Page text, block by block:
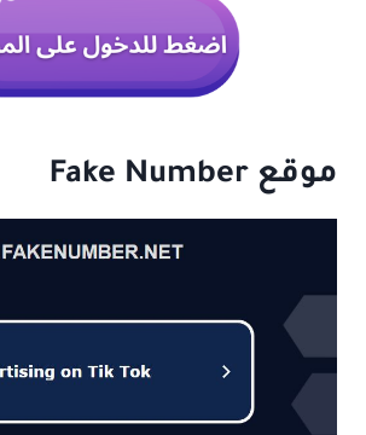
موقع Fake Number